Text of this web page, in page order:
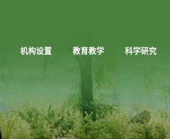
机构设置 教育教学 科学研究